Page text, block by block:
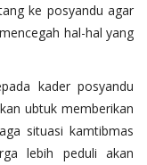
ke posyandu agar
hal-hal yang
kader posyandu
ubtuk memberikan
situasi kamtibmas
lebih peduli akan